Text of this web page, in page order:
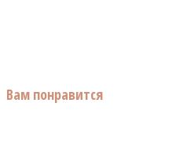
Вам понравится